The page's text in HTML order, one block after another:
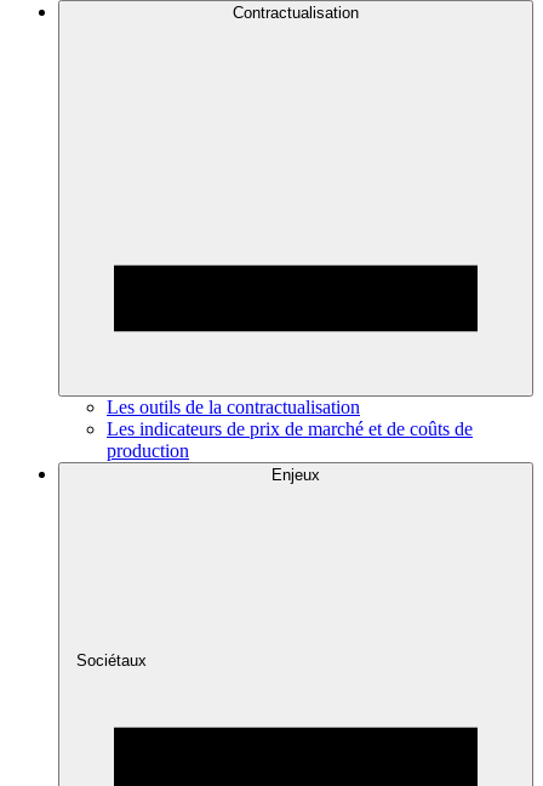
Contractualisation
Les outils de la contractualisation
Les indicateurs de prix de marché et de coûts de
production
Enjeux
Sociétaux